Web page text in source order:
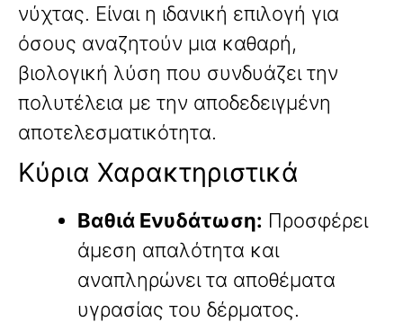
νύχτας. Είναι η ιδανική επιλογή για
όσους αναζητούν μια καθαρή,
βιολογική λύση που συνδυάζει την
πολυτέλεια με την αποδεδειγμένη
αποτελεσματικότητα.
Κύρια Χαρακτηριστικά
Βαθιά Ενυδάτωση: Προσφέρει
άμεση απαλότητα και
αναπληρώνει τα αποθέματα
υγρασίας του δέρματος.